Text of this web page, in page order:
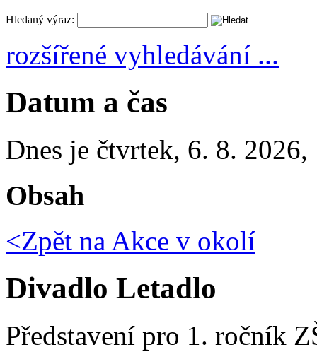
Hledaný výraz:
rozšířené vyhledávání ...
Datum a čas
Dnes je čtvrtek, 6. 8. 2026,
Obsah
<Zpět na Akce v okolí
Divadlo Letadlo
Představení pro 1. ročník